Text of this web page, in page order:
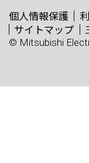
個人情報保護
サイトマップ
© Mitsubishi